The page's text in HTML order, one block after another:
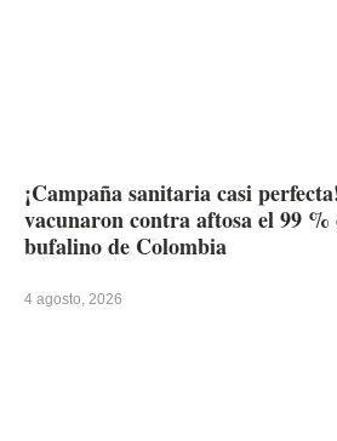
¡Campaña sanitaria casi
vacunaron contra aftosa el 99
bufalino de Colombia
4 agosto, 2026